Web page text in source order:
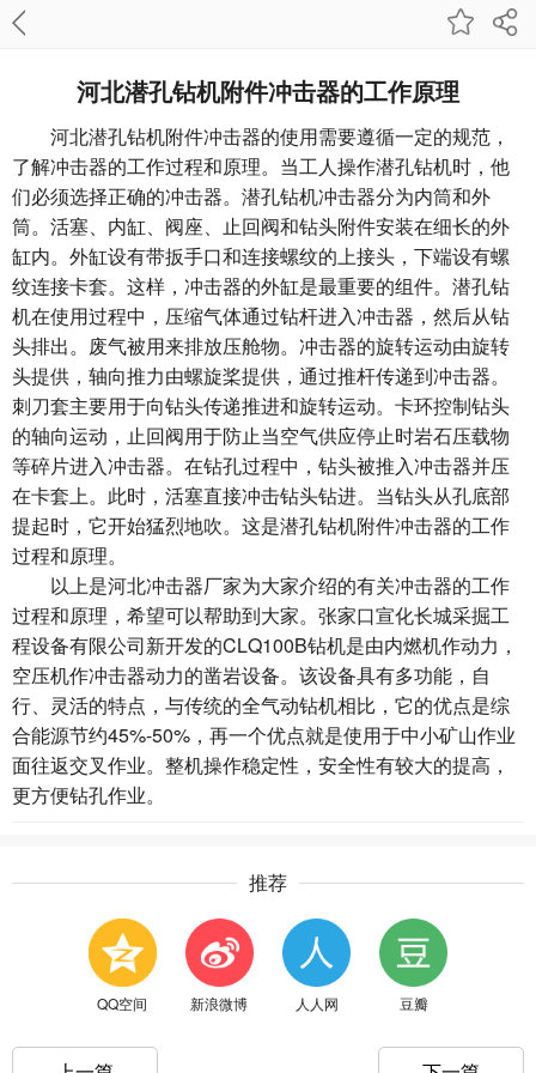
河北潜孔钻机附件冲击器的工作原理
河北潜孔钻机附件冲击器的使用需要遵循一定的规范，
了解冲击器的工作过程和原理。当工人操作潜孔钻机时，他
们必须选择正确的冲击器。潜孔钻机冲击器分为内筒和外
筒。活塞、内缸、阀座、止回阀和钻头附件安装在细长的外
缸内。外缸设有带扳手口和连接螺纹的上接头，下端设有螺
纹连接卡套。这样，冲击器的外缸是最重要的组件。潜孔钻
机在使用过程中，压缩气体通过钻杆进入冲击器，然后从钻
头排出。废气被用来排放压舱物。冲击器的旋转运动由旋转
头提供，轴向推力由螺旋桨提供，通过推杆传递到冲击器。
刺刀套主要用于向钻头传递推进和旋转运动。卡环控制钻头
的轴向运动，止回阀用于防止当空气供应停止时岩石压载物
等碎片进入冲击器。在钻孔过程中，钻头被推入冲击器并压
在卡套上。此时，活塞直接冲击钻头钻进。当钻头从孔底部
提起时，它开始猛烈地吹。这是潜孔钻机附件冲击器的工作
过程和原理。
以上是河北冲击器厂家为大家介绍的有关冲击器的工作
过程和原理，希望可以帮助到大家。 张家口宣化长城采掘工
程设备有限公司新开发的CLQ100B钻机是由内燃机作动力，
空压机作冲击器动力的凿岩设备。该设备具有多功能，自
行、灵活的特点，与传统的全气动钻机相比，它的优点是综
合能源节约45%-50%，再一个优点就是使用于中小矿山作业
面往返交叉作业。整机操作稳定性，安全性有较大的提高，
更方便钻孔作业。
推荐
QQ空间 新浪微博 人人网 豆瓣